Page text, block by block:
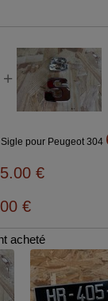
+
pour Peugeot 304
€
€
acheté